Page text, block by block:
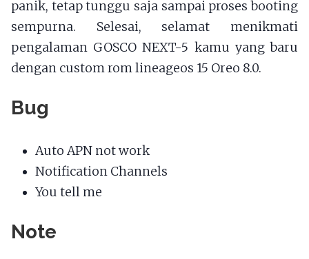
panik, tetap tunggu saja sampai proses booting
sempurna. Selesai, selamat menikmati
pengalaman GOSCO NEXT-5 kamu yang baru
dengan custom rom lineageos 15 Oreo 8.0.
Bug
Auto APN not work
Notification Channels
You tell me
Note